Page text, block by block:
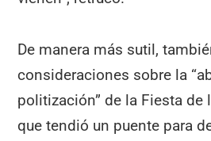
De manera más sutil,
consideraciones sobre la
politización” de la Fiesta de
que tendió un puente para